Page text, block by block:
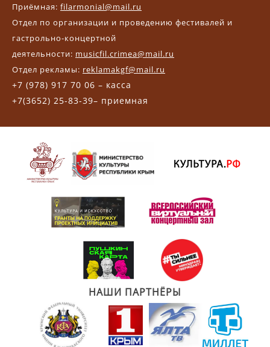
Приёмная: filarmonial@mail.ru
Отдел по организации и проведению фестивалей и
гастрольно-концертной
деятельности: musicfil.crimea@mail.ru
Отдел рекламы: reklamakgf@mail.ru
+7 (978) 917 70 06 – касса
+7(3652) 25-83-39– приемная
НАШИ ПАРТНЁРЫ